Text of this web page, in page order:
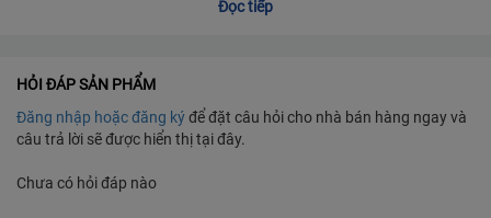
đậm đà.
- Chấm trái cây, bánh tráng hay ăn kèm món luộc đều ngon
khó cưỡng. 🌶️🦐
Đọc tiếp
HỎI ĐÁP SẢN PHẨM
Đăng nhập hoặc đăng kýđể đặt câu hỏi cho nhà bán hàng ngay và
câu trả lời sẽ được hiển thị tại đây.
Chưa có hỏi đáp nào